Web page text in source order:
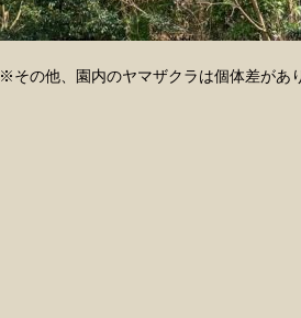
※その他、園内のヤマザクラは個体差があ